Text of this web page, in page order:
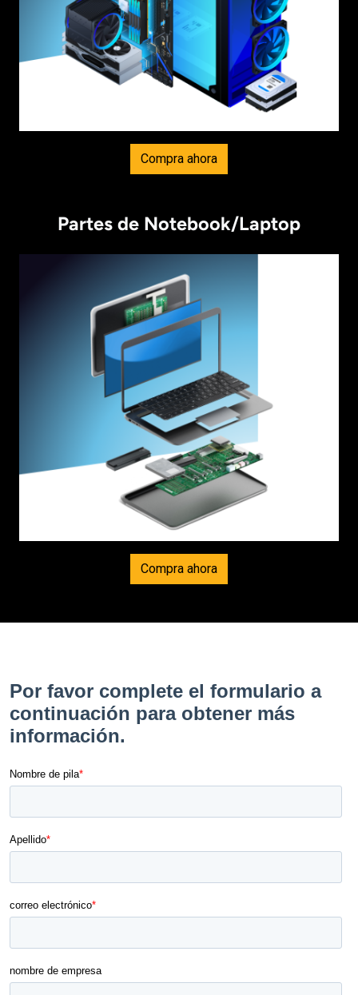
Compra ahora
Partes de Notebook/Laptop
Compra ahora